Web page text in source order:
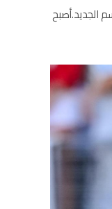
الجديد.أصبح